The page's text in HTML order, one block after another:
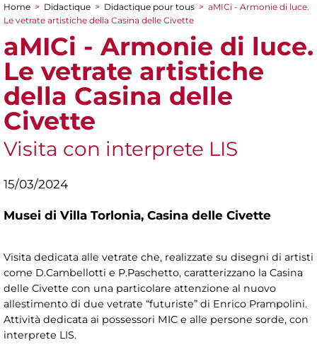
You are here
Home > Didactique > Didactique pour tous > aMICi - Armonie di luce.
Le vetrate artistiche della Casina delle Civette
aMICi - Armonie di luce.
Le vetrate artistiche
della Casina delle
Civette
Visita con interprete LIS
15/03/2024
Musei di Villa Torlonia, Casina delle Civette
Visita dedicata alle vetrate che, realizzate su disegni di artisti
come D.Cambellotti e P.Paschetto, caratterizzano la Casina
delle Civette con una particolare attenzione al nuovo
allestimento di due vetrate “futuriste” di Enrico Prampolini.
Attività dedicata ai possessori MIC e alle persone sorde, con
interprete LIS.